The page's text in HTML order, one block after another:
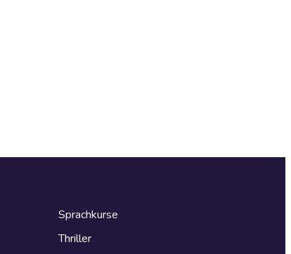
Sprachkurse
Thriller